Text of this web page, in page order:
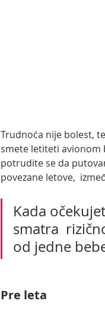
Trudnoća nije bolest,
smete letiteti avionom
potrudite se da
povezane letove,
Kada
smatra
od jedne
Pre leta